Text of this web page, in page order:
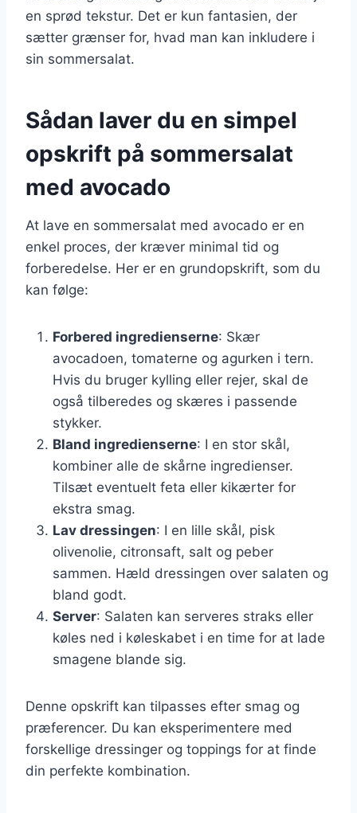
en sprød tekstur. Det er kun fantasien, der
sætter grænser for, hvad man kan inkludere i
sin sommersalat.
Sådan laver du en simpel
opskrift på sommersalat
med avocado
At lave en sommersalat med avocado er en
enkel proces, der kræver minimal tid og
forberedelse. Her er en grundopskrift, som du
kan følge:
Forbered ingredienserne: Skær
avocadoen, tomaterne og agurken i tern.
Hvis du bruger kylling eller rejer, skal de
også tilberedes og skæres i passende
stykker.
Bland ingredienserne: I en stor skål,
kombiner alle de skårne ingredienser.
Tilsæt eventuelt feta eller kikærter for
ekstra smag.
Lav dressingen: I en lille skål, pisk
olivenolie, citronsaft, salt og peber
sammen. Hæld dressingen over salaten og
bland godt.
Server: Salaten kan serveres straks eller
køles ned i køleskabet i en time for at lade
smagene blande sig.
Denne opskrift kan tilpasses efter smag og
præferencer. Du kan eksperimentere med
forskellige dressinger og toppings for at finde
din perfekte kombination.